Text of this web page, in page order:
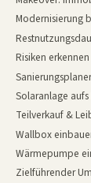
Modernisierung
Risiken
Sanierungsplaner
Solaranlage aufs
Teilverkauf &
Wallbox
Wärmepumpe
Zielführender